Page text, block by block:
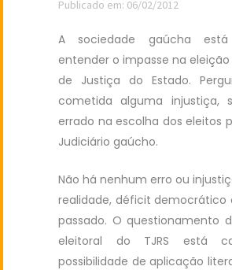
Publicado em: 06/02/2012
A sociedade gaúcha está
entender o impasse na eleição
de Justiça do Estado.
cometida alguma injustiça,
errado na escolha dos eleitos
Judiciário gaúcho.
Não há nenhum erro ou
realidade, déficit democrático
passado. O questionamento
eleitoral do TJRS está
possibilidade de aplicação